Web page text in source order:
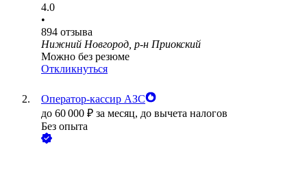
4.0
•
894 отзыва
Нижний Новгород, р-н Приокский
Можно без резюме
Откликнуться
Оператор-кассир АЗС
до 60 000 ₽ за месяц, до вычета налогов
Без опыта